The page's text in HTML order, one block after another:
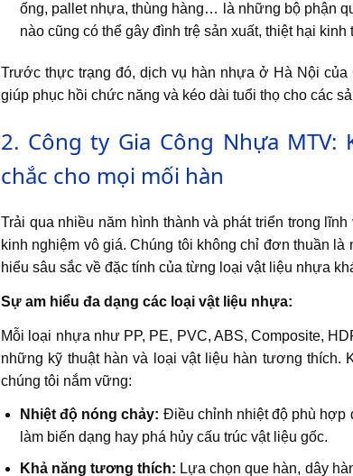
ống, pallet nhựa, thùng hàng… là những bộ phận
nào cũng có thể gây đình trệ sản xuất, thiệt hại
Trước thực trạng đó, dịch vụ hàn nhựa ở Hà Nội
giúp phục hồi chức năng và kéo dài tuổi thọ cho các
2. Công ty Gia Công Nhựa
chắc cho mọi mối hàn
Trải qua nhiều năm hình thành và phát triển trong
kinh nghiệm vô giá. Chúng tôi không chỉ đơn thuần
hiểu sâu sắc về đặc tính của từng loại vật liệu nhựa
Sự am hiểu đa dạng các loại vật liệu nhựa:
Mỗi loại nhựa như PP, PE, PVC, ABS, Composite,
những kỹ thuật hàn và loại vật liệu hàn tương
chúng tôi nắm vững:
Nhiệt độ nóng chảy: Điều chỉnh nhiệt độ phù hợp
làm biến dạng hay phá hủy cấu trúc vật liệu gốc.
Khả năng tương thích: Lựa chọn que hàn, dây